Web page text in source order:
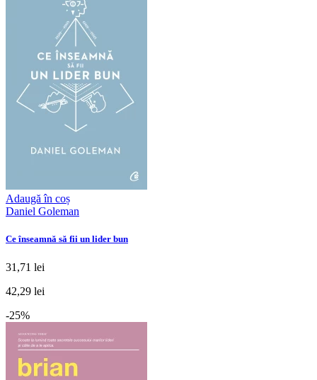
Adaugă în coș
Daniel Goleman
Ce înseamnă să fii un lider bun
31,71 lei
42,29 lei
-25%